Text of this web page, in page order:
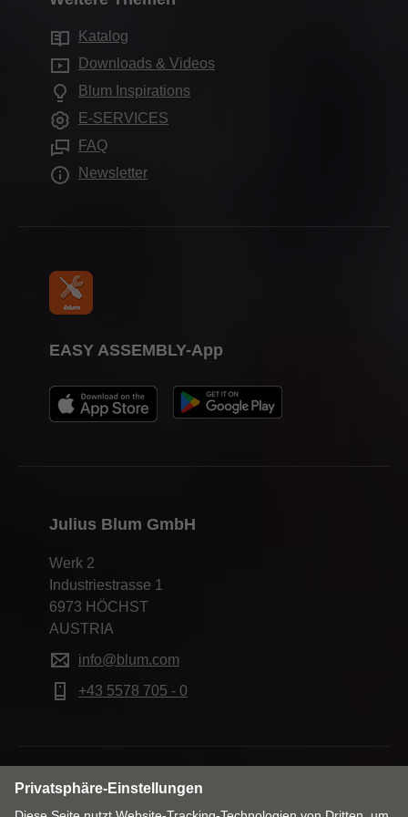
Elektronische Systeme
Bewegungstechnologien
Schrankanwendungen
Weitere Produkte
Verarbeitungshilfen
Nachhaltigkeit
Compliance
Messetermine
Presse
Produktionsstandorte
Blum-Schauraum
Schauräume weltweit
Julius Blum GmbH
Werk 2
Industriestrasse 1
6973 HÖCHST
AUSTRIA
info@blum.com
+43 5578 705 - 0
EASY ASSEMBLY-App
Katalog
Downloads & Videos
Blum Inspirations
E-SERVICES
FAQ
Newsletter
Markt & Sprache ändern